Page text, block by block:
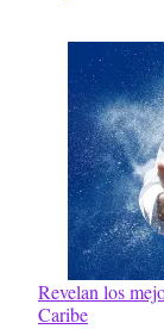
Revelan los
Caribe